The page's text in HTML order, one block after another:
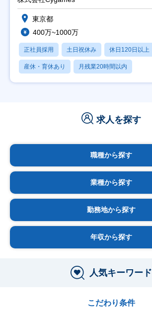
東京都
400万~1000万
正社員採用 土日祝休み 休日120日以上
産休・育休あり 月残業20時間以内
求人を探す
職種から探す
業種から探す
勤務地から探す
年収から探す
人気キーワード
こだわり条件